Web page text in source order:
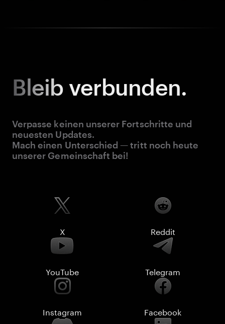
Bleib verbunden.
Verpasse keinen unserer Fortschritte und
neuesten Updates.
Mach einen Unterschied — tritt noch heute
unserer Gemeinschaft bei!
X Reddit
YouTube Telegram
Instagram Facebook